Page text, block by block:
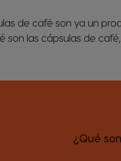
de café son ya un
son las cápsulas de
¿Qué